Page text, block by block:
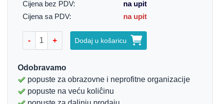
Cijena bez PDV:
na upit
Cijena sa PDV:
na upit
- + Dodaj u košaricu
Odobravamo
popuste za obrazovne i neprofitne organizacije
popuste na veću koliĉinu